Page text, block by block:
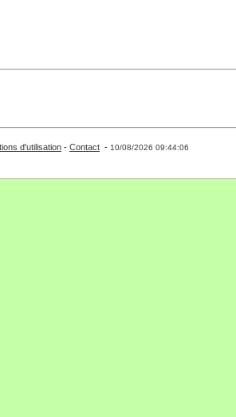
d'utilisation - Contact - 10/08/2026 09:44:06